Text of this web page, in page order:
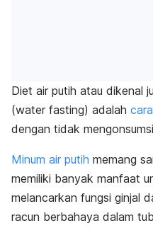
Diet air putih atau dikenal
(water fasting) adalah
dengan tidak
Minum air putih memang
memiliki banyak manfaat
melancarkan fungsi ginjal
racun berbahaya dalam